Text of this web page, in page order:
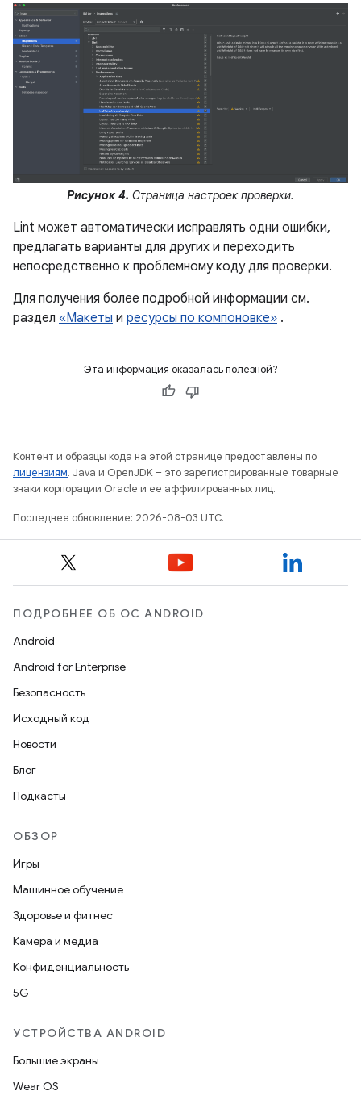
Рисунок 4. Страница настроек проверки.
Lint может автоматически исправлять одни ошибки,
предлагать варианты для других и переходить
непосредственно к проблемному коду для проверки.
Для получения более подробной информации см.
раздел «Макеты и ресурсы по компоновке» .
Эта информация оказалась полезной?
Контент и образцы кода на этой странице предоставлены по
лицензиям. Java и OpenJDK – это зарегистрированные товарные
знаки корпорации Oracle и ее аффилированных лиц.
Последнее обновление: 2026-08-03 UTC.
ПОДРОБНЕЕ ОБ ОС ANDROID
Android
Android for Enterprise
Безопасность
Исходный код
Новости
Блог
Подкасты
ОБЗОР
Игры
Машинное обучение
Здоровье и фитнес
Камера и медиа
Конфиденциальность
5G
УСТРОЙСТВА ANDROID
Большие экраны
Wear OS